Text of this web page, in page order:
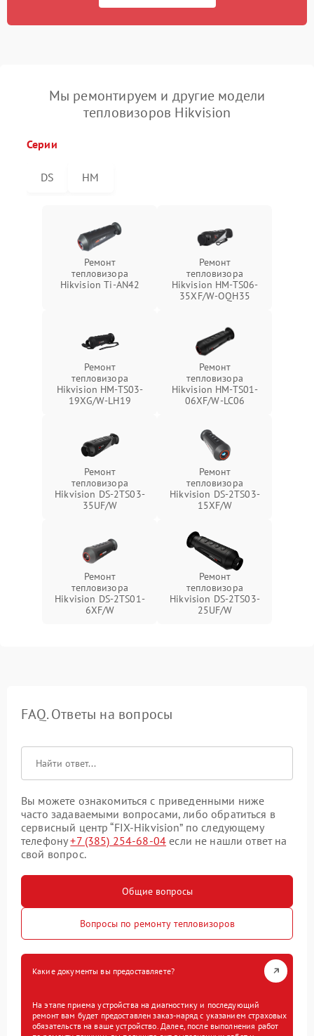
Мы ремонтируем и другие модели
тепловизоров Hikvision
Серии
DS HM
Ремонт
тепловизора
Hikvision Ti-AN42
Ремонт
тепловизора
Hikvision HM-TS06-
35XF/W-OQH35
Ремонт
тепловизора
Hikvision HM-TS03-
19XG/W-LH19
Ремонт
тепловизора
Hikvision HM-TS01-
06XF/W-LC06
Ремонт
тепловизора
Hikvision DS-2TS03-
35UF/W
Ремонт
тепловизора
Hikvision DS-2TS03-
15XF/W
Ремонт
тепловизора
Hikvision DS-2TS01-
6XF/W
Ремонт
тепловизора
Hikvision DS-2TS03-
25UF/W
FAQ. Ответы на вопросы
Вы можете ознакомиться с приведенными ниже
часто задаваемыми вопросами, либо обратиться в
сервисный центр “FIX-Hikvision” по следующему
телефону+7 (385) 254-68-04 если не нашли ответ на
свой вопрос.
Общие вопросы
Вопросы по ремонту тепловизоров
Какие документы вы предоставляете?
На этапе приема устройства на диагностику и последующий
ремонт вам будет предоставлен заказ-наряд с указанием страховых
обязательств на ваше устройство. Далее, после выполнения работ